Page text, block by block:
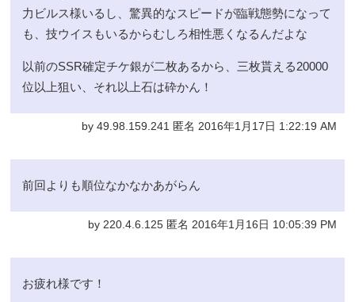
力ビルス様いるし、驚異的なスピードが臨戦態勢になって
も、技ウイスもいるからむしろ相性悪くなるんだよな
以前のSSR確定チケ銀が二枚あるから、三枚貰える20000
位以上狙い、それ以上石は砕かん！
by 49.98.159.241 匿名 2016年1月17日 1:22:19 AM
前回よりも順位なかなかあがらん
by 220.4.6.125 匿名 2016年1月16日 10:05:39 PM
お疲れ様です！